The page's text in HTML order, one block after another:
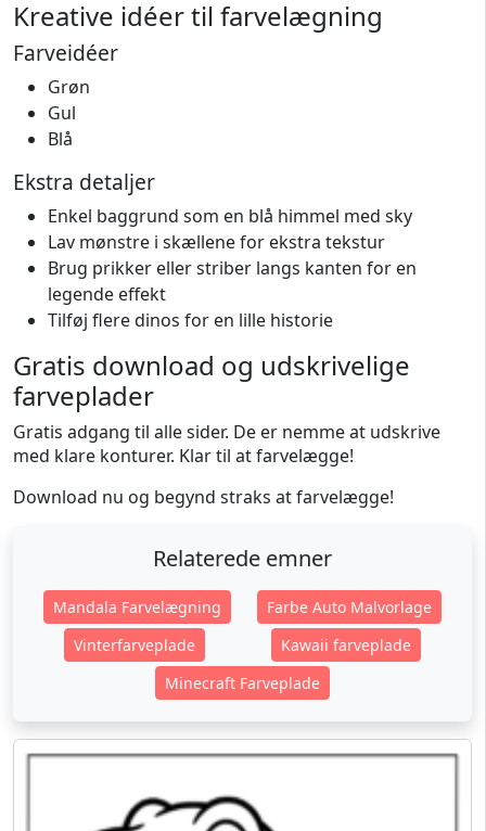
Kreative idéer til farvelægning
Farveidéer
Grøn
Gul
Blå
Ekstra detaljer
Enkel baggrund som en blå himmel med sky
Lav mønstre i skællene for ekstra tekstur
Brug prikker eller striber langs kanten for en
legende effekt
Tilføj flere dinos for en lille historie
Gratis download og udskrivelige
farveplader
Gratis adgang til alle sider. De er nemme at udskrive
med klare konturer. Klar til at farvelægge!
Download nu og begynd straks at farvelægge!
Relaterede emner
Mandala Farvelægning
Farbe Auto Malvorlage
Vinterfarveplade
Kawaii farveplade
Minecraft Farveplade